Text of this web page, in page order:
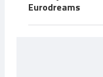
Eurodreams